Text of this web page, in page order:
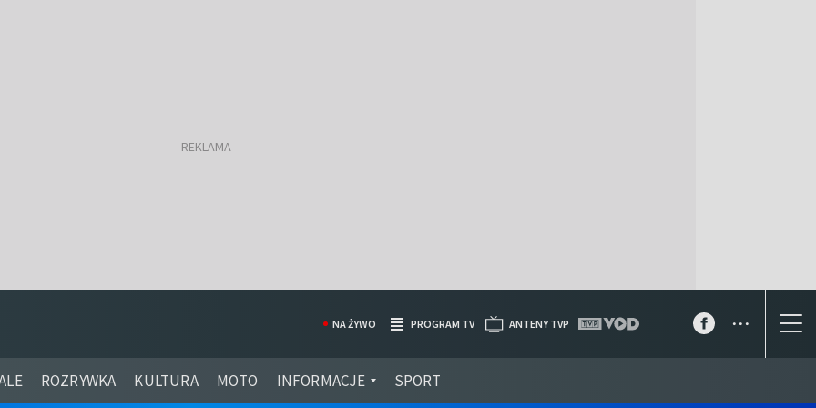
ROZRYWKA KULTURA MOTO INFORMACJE SPORT
NA ŻYWO PROGRAM TV ANTENY TVP ...